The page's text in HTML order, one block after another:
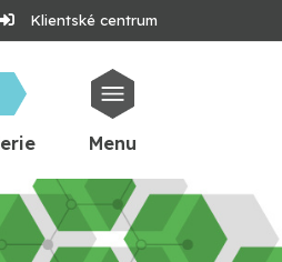
Klientské centrum
Menu